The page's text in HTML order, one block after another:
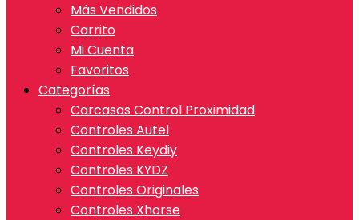
Más Vendidos
Carrito
Mi Cuenta
Favoritos
Categorías
Carcasas Control Proximidad
Controles Autel
Controles Keydiy
Controles KYDZ
Controles Originales
Controles Xhorse